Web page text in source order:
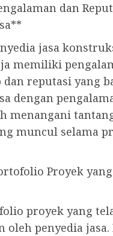
dan
jasa
memiliki
dan reputasi yang
dengan
menangani
muncul selama
Proyek yang
proyek yang
oleh penyedia jasa.